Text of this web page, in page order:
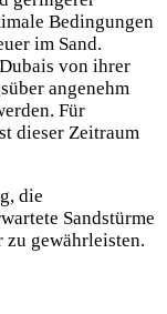
Bedingungen
im Sand.
von ihrer
angenehm
Für
dieser Zeitraum
die
Sandstürme
zu gewährleisten.